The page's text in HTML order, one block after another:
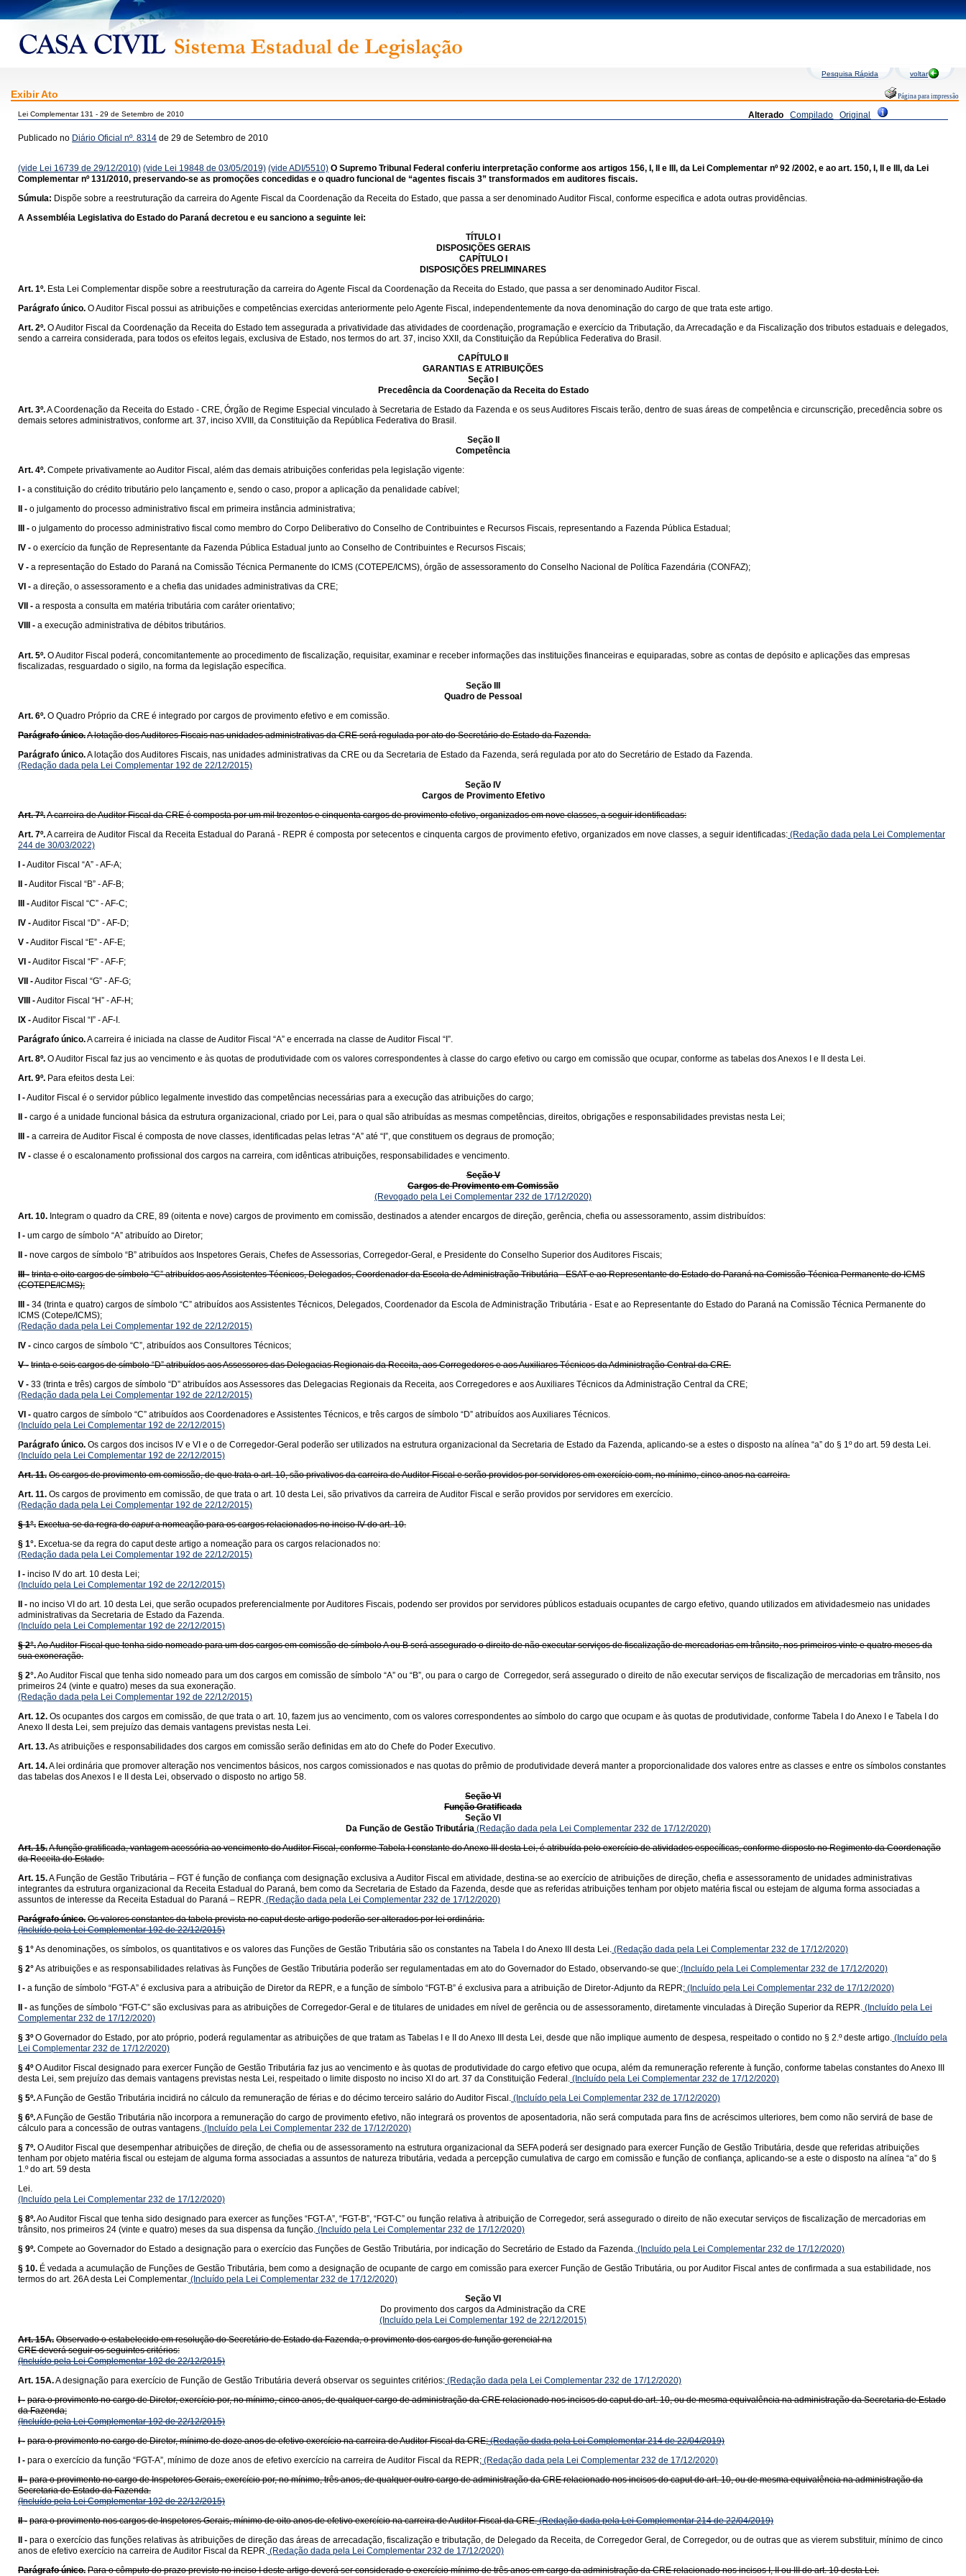
Pesquisa Rápida voltar
Exibir Ato Página para impressão
Alterado Compilado Original
Lei Complementar 131 - 29 de Setembro de 2010
Publicado no Diário Oficial nº. 8314 de 29 de Setembro de 2010
(vide Lei 16739 de 29/12/2010) (vide Lei 19848 de 03/05/2019) (vide ADI/5510) O Supremo Tribunal Federal conferiu interpretação conforme aos artigos 156, I, II e III, da Lei Complementar nº 92 /2002, e ao art. 150, I, II e III, da Lei
Complementar nº 131/2010, preservando-se as promoções concedidas e o quadro funcional de “agentes fiscais 3” transformados em auditores fiscais.
Súmula: Dispõe sobre a reestruturação da carreira do Agente Fiscal da Coordenação da Receita do Estado, que passa a ser denominado Auditor Fiscal, conforme especifica e adota outras providências.
A Assembléia Legislativa do Estado do Paraná decretou e eu sanciono a seguinte lei:
TÍTULO I
DISPOSIÇÕES GERAIS
CAPÍTULO I
DISPOSIÇÕES PRELIMINARES
Art. 1º. Esta Lei Complementar dispõe sobre a reestruturação da carreira do Agente Fiscal da Coordenação da Receita do Estado, que passa a ser denominado Auditor Fiscal.
Parágrafo único. O Auditor Fiscal possui as atribuições e competências exercidas anteriormente pelo Agente Fiscal, independentemente da nova denominação do cargo de que trata este artigo.
Art. 2º. O Auditor Fiscal da Coordenação da Receita do Estado tem assegurada a privatividade das atividades de coordenação, programação e exercício da Tributação, da Arrecadação e da Fiscalização dos tributos estaduais e delegados,
sendo a carreira considerada, para todos os efeitos legais, exclusiva de Estado, nos termos do art. 37, inciso XXII, da Constituição da República Federativa do Brasil.
CAPÍTULO II
GARANTIAS E ATRIBUIÇÕES
Seção I
Precedência da Coordenação da Receita do Estado
Art. 3º.A Coordenação da Receita do Estado - CRE, Órgão de Regime Especial vinculado à Secretaria de Estado da Fazenda e os seus Auditores Fiscais terão, dentro de suas áreas de competência e circunscrição, precedência sobre os
demais setores administrativos, conforme art. 37, inciso XVIII, da Constituição da República Federativa do Brasil.
Seção II
Competência
Art. 4º. Compete privativamente ao Auditor Fiscal, além das demais atribuições conferidas pela legislação vigente:
I - a constituição do crédito tributário pelo lançamento e, sendo o caso, propor a aplicação da penalidade cabível;
II - o julgamento do processo administrativo fiscal em primeira instância administrativa;
III - o julgamento do processo administrativo fiscal como membro do Corpo Deliberativo do Conselho de Contribuintes e Recursos Fiscais, representando a Fazenda Pública Estadual;
IV - o exercício da função de Representante da Fazenda Pública Estadual junto ao Conselho de Contribuintes e Recursos Fiscais;
V - a representação do Estado do Paraná na Comissão Técnica Permanente do ICMS (COTEPE/ICMS), órgão de assessoramento do Conselho Nacional de Política Fazendária (CONFAZ);
VI - a direção, o assessoramento e a chefia das unidades administrativas da CRE;
VII - a resposta a consulta em matéria tributária com caráter orientativo;
VIII - a execução administrativa de débitos tributários.
Art. 5º. O Auditor Fiscal poderá, concomitantemente ao procedimento de fiscalização, requisitar, examinar e receber informações das instituições financeiras e equiparadas, sobre as contas de depósito e aplicações das empresas
fiscalizadas, resguardado o sigilo, na forma da legislação específica.
Seção III
Quadro de Pessoal
Art. 6º. O Quadro Próprio da CRE é integrado por cargos de provimento efetivo e em comissão.
Parágrafo único.A lotação dos Auditores Fiscais nas unidades administrativas da CRE será regulada por ato do Secretário de Estado da Fazenda.
Parágrafo único.A lotação dos Auditores Fiscais, nas unidades administrativas da CRE ou da Secretaria de Estado da Fazenda, será regulada por ato do Secretário de Estado da Fazenda.
(Redação dada pela Lei Complementar 192 de 22/12/2015)
Seção IV
Cargos de Provimento Efetivo
Art. 7º.A carreira de Auditor Fiscal da CRE é composta por um mil trezentos e cinquenta cargos de provimento efetivo, organizados em nove classes, a seguir identificadas:
Art. 7º.A carreira de Auditor Fiscal da Receita Estadual do Paraná - REPR é composta por setecentos e cinquenta cargos de provimento efetivo, organizados em nove classes, a seguir identificadas: (Redação dada pela Lei Complementar
244 de 30/03/2022)
I -Auditor Fiscal “A” - AF-A;
II -Auditor Fiscal “B” - AF-B;
III -Auditor Fiscal “C” - AF-C;
IV -Auditor Fiscal “D” - AF-D;
V -Auditor Fiscal “E” - AF-E;
VI -Auditor Fiscal “F” - AF-F;
VII -Auditor Fiscal “G” - AF-G;
VIII -Auditor Fiscal “H” - AF-H;
IX -Auditor Fiscal “I” - AF-I.
Parágrafo único.A carreira é iniciada na classe de Auditor Fiscal “A” e encerrada na classe de Auditor Fiscal “I”.
Art. 8º. O Auditor Fiscal faz jus ao vencimento e às quotas de produtividade com os valores correspondentes à classe do cargo efetivo ou cargo em comissão que ocupar, conforme as tabelas dos Anexos I e II desta Lei.
Art. 9º. Para efeitos desta Lei:
I -Auditor Fiscal é o servidor público legalmente investido das competências necessárias para a execução das atribuições do cargo;
II - cargo é a unidade funcional básica da estrutura organizacional, criado por Lei, para o qual são atribuídas as mesmas competências, direitos, obrigações e responsabilidades previstas nesta Lei;
III - a carreira de Auditor Fiscal é composta de nove classes, identificadas pelas letras “A” até “I”, que constituem os degraus de promoção;
IV - classe é o escalonamento profissional dos cargos na carreira, com idênticas atribuições, responsabilidades e vencimento.
Seção V
Cargos de Provimento em Comissão
(Revogado pela Lei Complementar 232 de 17/12/2020)
Art. 10. Integram o quadro da CRE, 89 (oitenta e nove) cargos de provimento em comissão, destinados a atender encargos de direção, gerência, chefia ou assessoramento, assim distribuídos:
I - um cargo de símbolo “A” atribuído ao Diretor;
II - nove cargos de símbolo “B” atribuídos aos Inspetores Gerais, Chefes de Assessorias, Corregedor-Geral, e Presidente do Conselho Superior dos Auditores Fiscais;
III - trinta e oito cargos de símbolo “C” atribuídos aos Assistentes Técnicos, Delegados, Coordenador da Escola de Administração Tributária - ESAT e ao Representante do Estado do Paraná na Comissão Técnica Permanente do ICMS
(COTEPE/ICMS);
III - 34 (trinta e quatro) cargos de símbolo “C” atribuídos aos Assistentes Técnicos, Delegados, Coordenador da Escola de Administração Tributária - Esat e ao Representante do Estado do Paraná na Comissão Técnica Permanente do
ICMS (Cotepe/ICMS);
(Redação dada pela Lei Complementar 192 de 22/12/2015)
IV - cinco cargos de símbolo “C”, atribuídos aos Consultores Técnicos;
V - trinta e seis cargos de símbolo “D” atribuídos aos Assessores das Delegacias Regionais da Receita, aos Corregedores e aos Auxiliares Técnicos da Administração Central da CRE.
V - 33 (trinta e três) cargos de símbolo “D” atribuídos aos Assessores das Delegacias Regionais da Receita, aos Corregedores e aos Auxiliares Técnicos da Administração Central da CRE;
(Redação dada pela Lei Complementar 192 de 22/12/2015)
VI - quatro cargos de símbolo “C” atribuídos aos Coordenadores e Assistentes Técnicos, e três cargos de símbolo “D” atribuídos aos Auxiliares Técnicos.
(Incluído pela Lei Complementar 192 de 22/12/2015)
Parágrafo único. Os cargos dos incisos IV e VI e o de Corregedor-Geral poderão ser utilizados na estrutura organizacional da Secretaria de Estado da Fazenda, aplicando-se a estes o disposto na alínea “a” do § 1º do art. 59 desta Lei.
(Incluído pela Lei Complementar 192 de 22/12/2015)
Art. 11. Os cargos de provimento em comissão, de que trata o art. 10, são privativos da carreira de Auditor Fiscal e serão providos por servidores em exercício com, no mínimo, cinco anos na carreira.
Art. 11. Os cargos de provimento em comissão, de que trata o art. 10 desta Lei, são privativos da carreira de Auditor Fiscal e serão providos por servidores em exercício.
(Redação dada pela Lei Complementar 192 de 22/12/2015)
§ 1°. Excetua-se da regra docaputa nomeação para os cargos relacionados no inciso IV do art. 10.
§ 1°. Excetua-se da regra do caput deste artigo a nomeação para os cargos relacionados no:
(Redação dada pela Lei Complementar 192 de 22/12/2015)
I - inciso IV do art. 10 desta Lei;
(Incluído pela Lei Complementar 192 de 22/12/2015)
II - no inciso VI do art. 10 desta Lei, que serão ocupados preferencialmente por Auditores Fiscais, podendo ser providos por servidores públicos estaduais ocupantes de cargo efetivo, quando utilizados em atividadesmeio nas unidades
administrativas da Secretaria de Estado da Fazenda.
(Incluído pela Lei Complementar 192 de 22/12/2015)
§ 2°.Ao Auditor Fiscal que tenha sido nomeado para um dos cargos em comissão de símbolo A ou B será assegurado o direito de não executar serviços de fiscalização de mercadorias em trânsito, nos primeiros vinte e quatro meses da
sua exoneração.
§ 2°.Ao Auditor Fiscal que tenha sido nomeado para um dos cargos em comissão de símbolo “A” ou “B”, ou para o cargo de Corregedor, será assegurado o direito de não executar serviços de fiscalização de mercadorias em trânsito, nos
primeiros 24 (vinte e quatro) meses da sua exoneração.
(Redação dada pela Lei Complementar 192 de 22/12/2015)
Art. 12. Os ocupantes dos cargos em comissão, de que trata o art. 10, fazem jus ao vencimento, com os valores correspondentes ao símbolo do cargo que ocupam e às quotas de produtividade, conforme Tabela I do Anexo I e Tabela I do
Anexo II desta Lei, sem prejuízo das demais vantagens previstas nesta Lei.
Art. 13.As atribuições e responsabilidades dos cargos em comissão serão definidas em ato do Chefe do Poder Executivo.
Art. 14.A lei ordinária que promover alteração nos vencimentos básicos, nos cargos comissionados e nas quotas do prêmio de produtividade deverá manter a proporcionalidade dos valores entre as classes e entre os símbolos constantes
das tabelas dos Anexos I e II desta Lei, observado o disposto no artigo 58.
Seção VI
Função Gratificada
Seção VI
Da Função de Gestão Tributária (Redação dada pela Lei Complementar 232 de 17/12/2020)
Art. 15.A função gratificada, vantagem acessória ao vencimento do Auditor Fiscal, conforme Tabela I constante do Anexo III desta Lei, é atribuída pelo exercício de atividades específicas, conforme disposto no Regimento da Coordenação
da Receita do Estado.
Art. 15.A Função de Gestão Tributária – FGT é função de confiança com designação exclusiva a Auditor Fiscal em atividade, destina-se ao exercício de atribuições de direção, chefia e assessoramento de unidades administrativas
integrantes da estrutura organizacional da Receita Estadual do Paraná, bem como da Secretaria de Estado da Fazenda, desde que as referidas atribuições tenham por objeto matéria fiscal ou estejam de alguma forma associadas a
assuntos de interesse da Receita Estadual do Paraná – REPR. (Redação dada pela Lei Complementar 232 de 17/12/2020)
Parágrafo único. Os valores constantes da tabela prevista no caput deste artigo poderão ser alterados por lei ordinária.
(Incluído pela Lei Complementar 192 de 22/12/2015)
§ 1°As denominações, os símbolos, os quantitativos e os valores das Funções de Gestão Tributária são os constantes na Tabela I do Anexo III desta Lei. (Redação dada pela Lei Complementar 232 de 17/12/2020)
§ 2°As atribuições e as responsabilidades relativas às Funções de Gestão Tributária poderão ser regulamentadas em ato do Governador do Estado, observando-se que: (Incluído pela Lei Complementar 232 de 17/12/2020)
I - a função de símbolo “FGT-A” é exclusiva para a atribuição de Diretor da REPR, e a função de símbolo “FGT-B” é exclusiva para a atribuição de Diretor-Adjunto da REPR; (Incluído pela Lei Complementar 232 de 17/12/2020)
II - as funções de símbolo “FGT-C” são exclusivas para as atribuições de Corregedor-Geral e de titulares de unidades em nível de gerência ou de assessoramento, diretamente vinculadas à Direção Superior da REPR. (Incluído pela Lei
Complementar 232 de 17/12/2020)
§ 3º O Governador do Estado, por ato próprio, poderá regulamentar as atribuições de que tratam as Tabelas I e II do Anexo III desta Lei, desde que não implique aumento de despesa, respeitado o contido no § 2.º deste artigo. (Incluído pela
Lei Complementar 232 de 17/12/2020)
§ 4º O Auditor Fiscal designado para exercer Função de Gestão Tributária faz jus ao vencimento e às quotas de produtividade do cargo efetivo que ocupa, além da remuneração referente à função, conforme tabelas constantes do Anexo III
desta Lei, sem prejuízo das demais vantagens previstas nesta Lei, respeitado o limite disposto no inciso XI do art. 37 da Constituição Federal. (Incluído pela Lei Complementar 232 de 17/12/2020)
§ 5º.A Função de Gestão Tributária incidirá no cálculo da remuneração de férias e do décimo terceiro salário do Auditor Fiscal. (Incluído pela Lei Complementar 232 de 17/12/2020)
§ 6º.A Função de Gestão Tributária não incorpora a remuneração do cargo de provimento efetivo, não integrará os proventos de aposentadoria, não será computada para fins de acréscimos ulteriores, bem como não servirá de base de
cálculo para a concessão de outras vantagens. (Incluído pela Lei Complementar 232 de 17/12/2020)
§ 7º. O Auditor Fiscal que desempenhar atribuições de direção, de chefia ou de assessoramento na estrutura organizacional da SEFA poderá ser designado para exercer Função de Gestão Tributária, desde que referidas atribuições
tenham por objeto matéria fiscal ou estejam de alguma forma associadas a assuntos de natureza tributária, vedada a percepção cumulativa de cargo em comissão e função de confiança, aplicando-se a este o disposto na alínea “a” do §
1.º do art. 59 desta
Lei.
(Incluído pela Lei Complementar 232 de 17/12/2020)
§ 8º.Ao Auditor Fiscal que tenha sido designado para exercer as funções “FGT-A”, “FGT-B”, “FGT-C” ou função relativa à atribuição de Corregedor, será assegurado o direito de não executar serviços de fiscalização de mercadorias em
trânsito, nos primeiros 24 (vinte e quatro) meses da sua dispensa da função. (Incluído pela Lei Complementar 232 de 17/12/2020)
§ 9º. Compete ao Governador do Estado a designação para o exercício das Funções de Gestão Tributária, por indicação do Secretário de Estado da Fazenda. (Incluído pela Lei Complementar 232 de 17/12/2020)
§ 10. É vedada a acumulação de Funções de Gestão Tributária, bem como a designação de ocupante de cargo em comissão para exercer Função de Gestão Tributária, ou por Auditor Fiscal antes de confirmada a sua estabilidade, nos
termos do art. 26A desta Lei Complementar. (Incluído pela Lei Complementar 232 de 17/12/2020)
Seção VI
Do provimento dos cargos da Administração da CRE
(Incluído pela Lei Complementar 192 de 22/12/2015)
Art. 15A. Observado o estabelecido em resolução do Secretário de Estado da Fazenda, o provimento dos cargos de função gerencial na
CRE deverá seguir os seguintes critérios:
(Incluído pela Lei Complementar 192 de 22/12/2015)
Art. 15A.A designação para exercício de Função de Gestão Tributária deverá observar os seguintes critérios: (Redação dada pela Lei Complementar 232 de 17/12/2020)
I - para o provimento no cargo de Diretor, exercício por, no mínimo, cinco anos, de qualquer cargo de administração da CRE relacionado nos incisos do caput do art. 10, ou de mesma equivalência na administração da Secretaria de Estado
da Fazenda;
(Incluído pela Lei Complementar 192 de 22/12/2015)
I - para o provimento no cargo de Diretor, mínimo de doze anos de efetivo exercício na carreira de Auditor Fiscal da CRE;(Redação dada pela Lei Complementar 214 de 22/04/2019)
I - para o exercício da função “FGT-A”, mínimo de doze anos de efetivo exercício na carreira de Auditor Fiscal da REPR; (Redação dada pela Lei Complementar 232 de 17/12/2020)
II - para o provimento no cargo de Inspetores Gerais, exercício por, no mínimo, três anos, de qualquer outro cargo de administração da CRE relacionado nos incisos do caput do art. 10, ou de mesma equivalência na administração da
Secretaria de Estado da Fazenda.
(Incluído pela Lei Complementar 192 de 22/12/2015)
II - para o provimento nos cargos de Inspetores Gerais, mínimo de oito anos de efetivo exercício na carreira de Auditor Fiscal da CRE.(Redação dada pela Lei Complementar 214 de 22/04/2019)
II - para o exercício das funções relativas às atribuições de direção das áreas de arrecadação, fiscalização e tributação, de Delegado da Receita, de Corregedor Geral, de Corregedor, ou de outras que as vierem substituir, mínimo de cinco
anos de efetivo exercício na carreira de Auditor Fiscal da REPR. (Redação dada pela Lei Complementar 232 de 17/12/2020)
Parágrafo único. Para o cômputo do prazo previsto no inciso I deste artigo deverá ser considerado o exercício mínimo de três anos em cargo da administração da CRE relacionado nos incisos I, II ou III do art. 10 desta Lei.